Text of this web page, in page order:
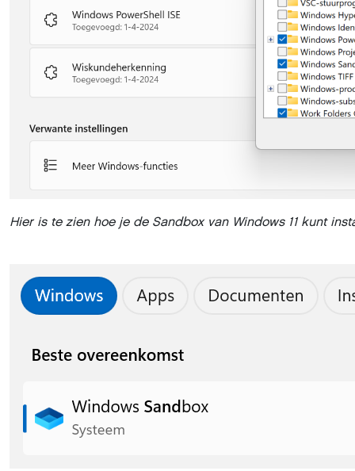
Hier is te zien hoe je de Sandbox van Windows 11 kunt